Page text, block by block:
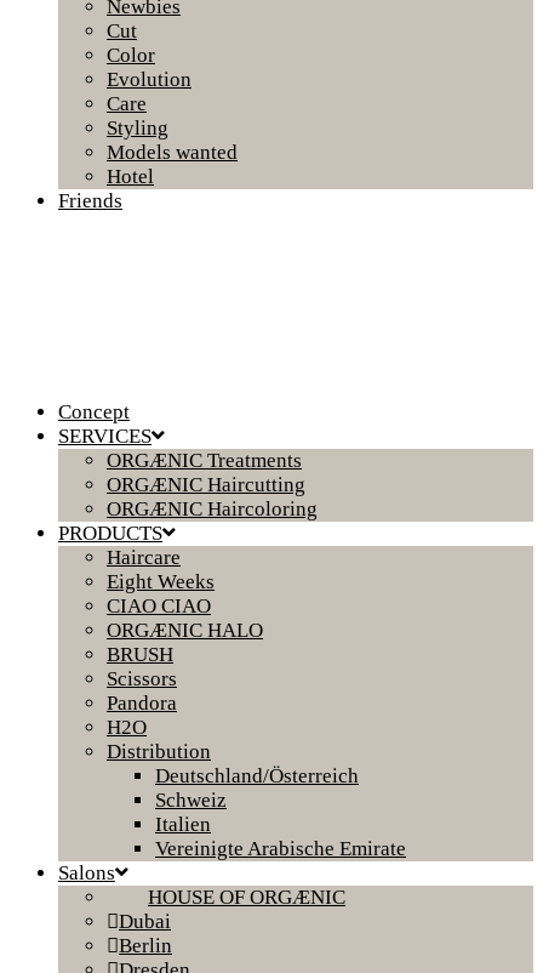
Newbies
Cut
Color
Evolution
Care
Styling
Models wanted
Hotel
Friends
Concept
SERVICES
ORGÆNIC Treatments
ORGÆNIC Haircutting
ORGÆNIC Haircoloring
PRODUCTS
Haircare
Eight Weeks
CIAO CIAO
ORGÆNIC HALO
BRUSH
Scissors
Pandora
H2O
Distribution
Deutschland/Österreich
Schweiz
Italien
Vereinigte Arabische Emirate
Salons
HOUSE OF ORGÆNIC
Dubai
Berlin